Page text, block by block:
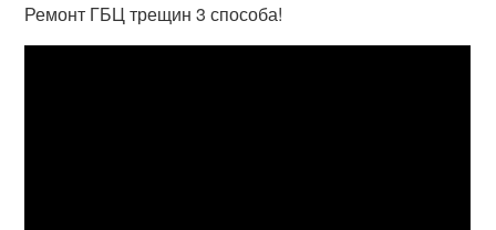
Ремонт ГБЦ трещин 3 способа!